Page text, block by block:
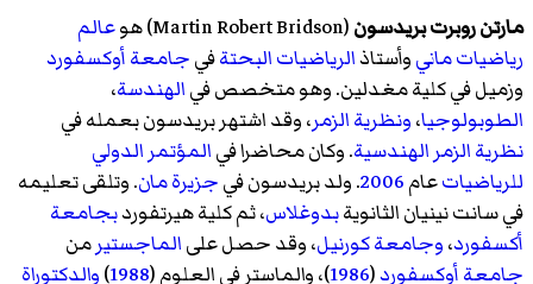
مارتن روبرت بريدسون(
Martin Robert Bridson)‏ هوعالم
رياضياتمانيوأستاذالرياضيات البحتةفيجامعة أوكسفورد
وزميل في كلية مغدلين. وهو متخصص فيالهندسة،
الطوبولوجيا،ونظرية الزمر، وقد اشتهر بريدسون بعمله في
نظرية الزمر الهندسية. وكان محاضرا فيالمؤتمر الدولي
للرياضياتعام2006. ولد بريدسون فيجزيرة مان. وتلقى تعليمه
في سانت نينيان الثانويةبدوغلاس، ثم كلية هيرتفوردبجامعة
أكسفورد،وجامعة كورنيل، وقد حصل علىالماجستيرمن
جامعة أوكسفورد(
1986)، والماستر في العلوم (1988
)والدكتوراة